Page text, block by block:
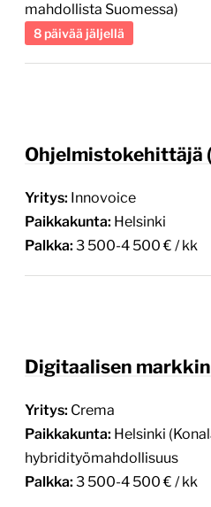
mahdollista Suomessa)
8 päivää jäljellä
Ohjelmistokehittäjä
Yritys: Innovoice
Paikkakunta: Helsinki
Palkka: 3 500-4 500 € / kk
Digitaalisen
Yritys: Crema
Paikkakunta: Helsinki
hybridityömahdollisuus
Palkka: 3 500-4 500 € / kk